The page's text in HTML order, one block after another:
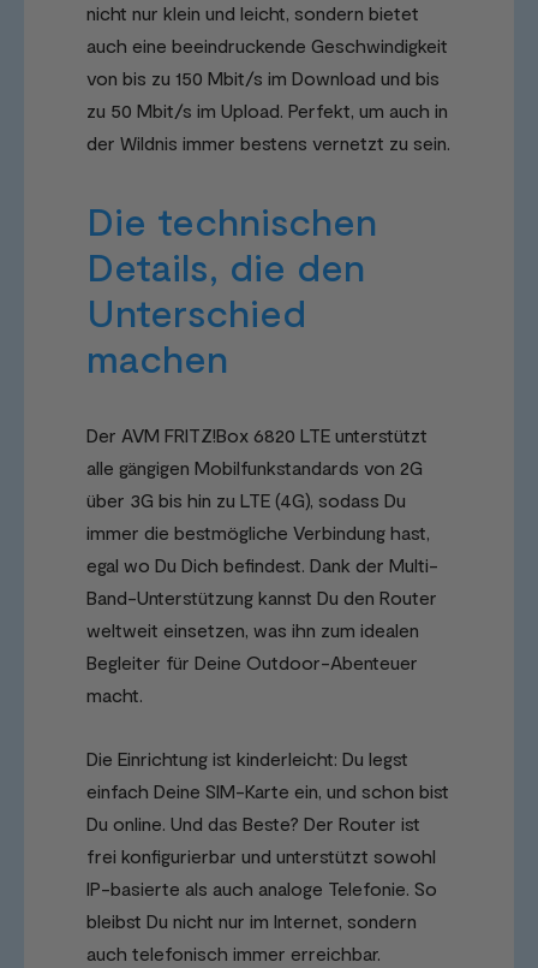
nicht nur klein und leicht, sondern bietet
auch eine beeindruckende Geschwindigkeit
von bis zu 150 Mbit/s im Download und bis
zu 50 Mbit/s im Upload. Perfekt, um auch in
der Wildnis immer bestens vernetzt zu sein.
Die technischen
Details, die den
Unterschied
machen
Der AVM FRITZ!Box 6820 LTE unterstützt
alle gängigen Mobilfunkstandards von 2G
über 3G bis hin zu LTE (4G), sodass Du
immer die bestmögliche Verbindung hast,
egal wo Du Dich befindest. Dank der Multi-
Band-Unterstützung kannst Du den Router
weltweit einsetzen, was ihn zum idealen
Begleiter für Deine Outdoor-Abenteuer
macht.
Die Einrichtung ist kinderleicht: Du legst
einfach Deine SIM-Karte ein, und schon bist
Du online. Und das Beste? Der Router ist
frei konfigurierbar und unterstützt sowohl
IP-basierte als auch analoge Telefonie. So
bleibst Du nicht nur im Internet, sondern
auch telefonisch immer erreichbar.